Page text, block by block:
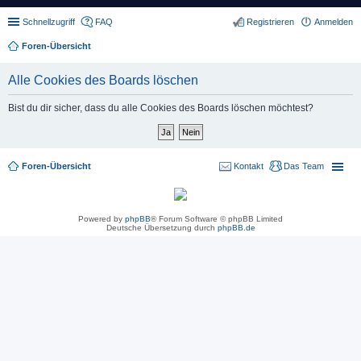
Schnellzugriff FAQ Anmelden
Registrieren
Foren-Übersicht
Alle Cookies des Boards löschen
Bist du dir sicher, dass du alle Cookies des Boards löschen möchtest?
Foren-Übersicht Das Team
Kontakt
Powered by phpBB® Forum Software © phpBB Limited
Deutsche Übersetzung durch phpBB.de